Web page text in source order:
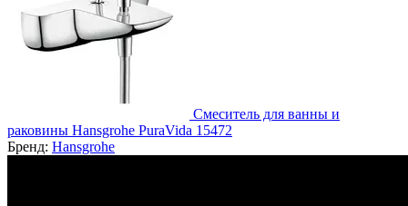
Смеситель для ванны и
раковины Hansgrohe PuraVida 15472
Бренд: Hansgrohe